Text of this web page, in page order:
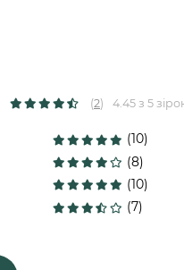
(2) 4.45 з 5
(10)
(8)
(10)
(7)